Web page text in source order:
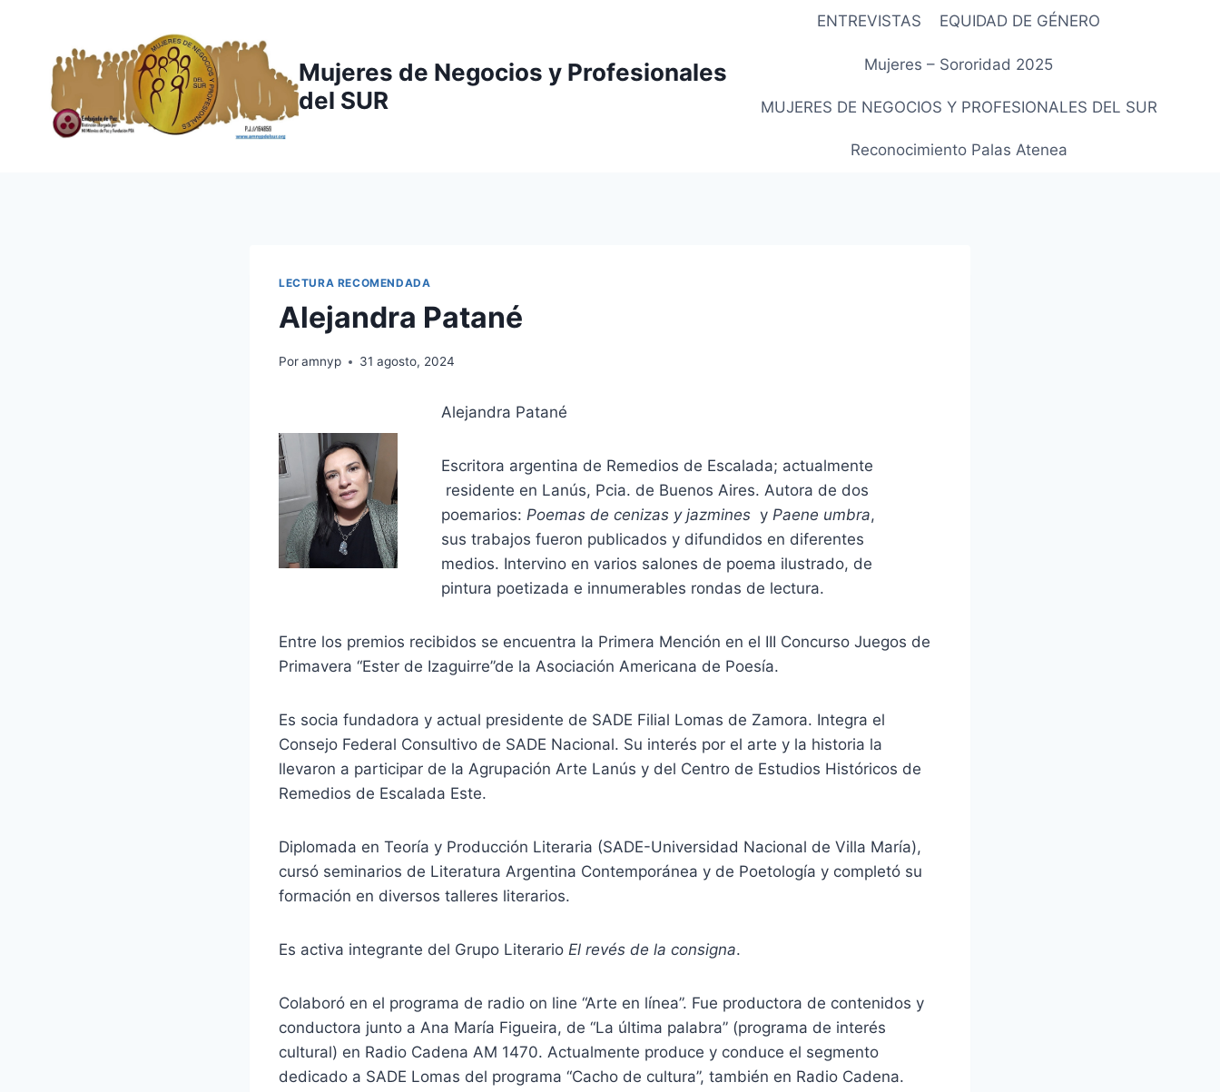
contenido
Mujeres de Negocios y Profesionales
del SUR
ENTREVISTAS EQUIDAD DE GÉNERO
Mujeres – Sororidad 2025
MUJERES DE NEGOCIOS Y PROFESIONALES DEL SUR
Reconocimiento Palas Atenea
LECTURA RECOMENDADA
Alejandra Patané
Poramnyp 31 agosto, 2024
Alejandra Patané
Escritora argentina de Remedios de Escalada; actualmente
residente en Lanús, Pcia. de Buenos Aires. Autora de dos
poemarios:Poemas de cenizas y jazmines yPaene umbra,
sus trabajos fueron publicados y difundidos en diferentes
medios. Intervino en varios salones de poema ilustrado, de
pintura poetizada e innumerables rondas de lectura.
Entre los premios recibidos se encuentra la Primera Mención en el III Concurso Juegos de
Primavera “Ester de Izaguirre”de la Asociación Americana de Poesía.
Es socia fundadora y actual presidente de SADE Filial Lomas de Zamora. Integra el
Consejo Federal Consultivo de SADE Nacional. Su interés por el arte y la historia la
llevaron a participar de la Agrupación Arte Lanús y del Centro de Estudios Históricos de
Remedios de Escalada Este.
Diplomada en Teoría y Producción Literaria (SADE-Universidad Nacional de Villa María),
cursó seminarios de Literatura Argentina Contemporánea y de Poetología y completó su
formación en diversos talleres literarios.
Es activa integrante del Grupo Literario El revés de la consigna.
Colaboró en el programa de radio on line “Arte en línea”. Fue productora de contenidos y
conductora junto a Ana María Figueira, de “La última palabra” (programa de interés
cultural) en Radio Cadena AM 1470. Actualmente produce y conduce el segmento
dedicado a SADE Lomas del programa “Cacho de cultura”, también en Radio Cadena.